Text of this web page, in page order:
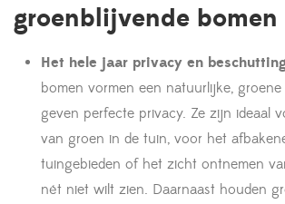
groenblijvende bomen
Het hele jaar privacy en beschutting
bomen vormen een natuurlijke,
geven perfecte privacy. Ze zijn ideaal
van groen in de tuin, voor het
tuingebieden of het zicht ontnemen
nét niet wilt zien. Daarnaast houden